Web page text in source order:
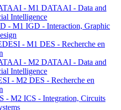
- M1 DATAAI - Data and
Intelligence
- M1 IGD - Interaction, Graphic
- M1 DES - Recherche en
- M2 DATAAI - Data and
Intelligence
- M2 DES - Recherche en
- M2 ICS - Integration, Circuits